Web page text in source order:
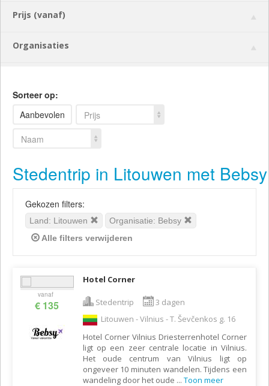
Prijs (vanaf)
Organisaties
Sorteer op:
Aanbevolen
Prijs
Naam
Stedentrip in Litouwen met Bebsy
Gekozen filters:
Land: Litouwen
Organisatie: Bebsy
Alle filters verwijderen
vanaf
€ 135
Hotel Corner
Stedentrip
3 dagen
Litouwen - Vilnius - T. Ševčenkos g. 16
Hotel Corner Vilnius Driesterrenhotel Corner
ligt op een zeer centrale locatie in Vilnius.
Het oude centrum van Vilnius ligt op
ongeveer 10 minuten wandelen. Tijdens een
wandeling door het oude ... Toon meer